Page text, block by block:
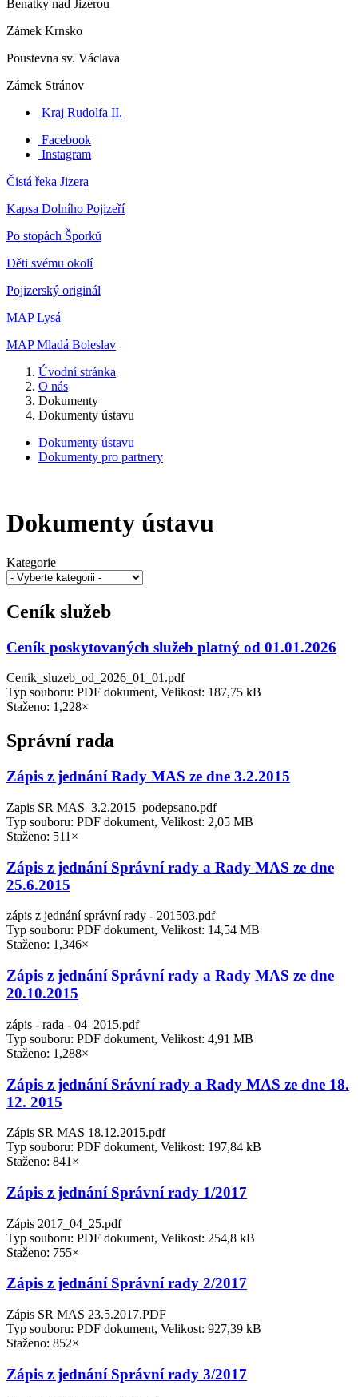
Benátky nad Jizerou
Zámek Krnsko
Poustevna sv. Václava
Zámek Stránov
Kraj Rudolfa II.
Facebook
Instagram
Čistá řeka Jizera
Kapsa Dolního Pojizeří
Po stopách Šporků
Děti svému okolí
Pojizerský originál
MAP Lysá
MAP Mladá Boleslav
Úvodní stránka
O nás
Dokumenty
Dokumenty ústavu
Dokumenty ústavu
Dokumenty pro partnery
Dokumenty ústavu
Kategorie
Ceník služeb
Ceník poskytovaných služeb platný od 01.01.2026
Cenik_sluzeb_od_2026_01_01.pdf
Typ souboru: PDF dokument, Velikost: 187,75 kB
Staženo: 1,228×
Správní rada
Zápis z jednání Rady MAS ze dne 3.2.2015
Zapis SR MAS_3.2.2015_podepsano.pdf
Typ souboru: PDF dokument, Velikost: 2,05 MB
Staženo: 511×
Zápis z jednání Správní rady a Rady MAS ze dne
25.6.2015
zápis z jednání správní rady - 201503.pdf
Typ souboru: PDF dokument, Velikost: 14,54 MB
Staženo: 1,346×
Zápis z jednání Správní rady a Rady MAS ze dne
20.10.2015
zápis - rada - 04_2015.pdf
Typ souboru: PDF dokument, Velikost: 4,91 MB
Staženo: 1,288×
Zápis z jednání Srávní rady a Rady MAS ze dne 18.
12. 2015
Zápis SR MAS 18.12.2015.pdf
Typ souboru: PDF dokument, Velikost: 197,84 kB
Staženo: 841×
Zápis z jednání Správní rady 1/2017
Zápis 2017_04_25.pdf
Typ souboru: PDF dokument, Velikost: 254,8 kB
Staženo: 755×
Zápis z jednání Správní rady 2/2017
Zápis SR MAS 23.5.2017.PDF
Typ souboru: PDF dokument, Velikost: 927,39 kB
Staženo: 852×
Zápis z jednání Správní rady 3/2017